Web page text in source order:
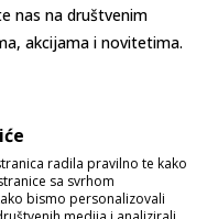
nas na društvenim
akcijama i novitetima.
radila pravilno te kako
sa svrhom
bismo personalizovali